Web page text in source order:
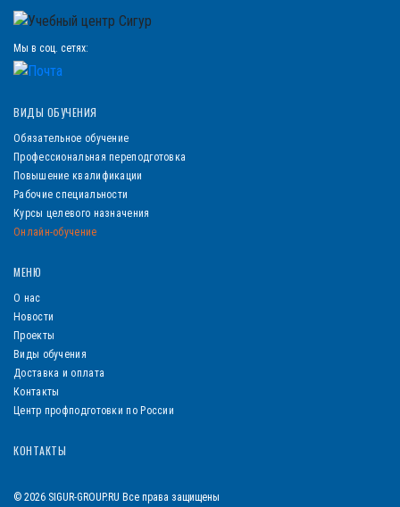
Мы в соц. сетях:
ВИДЫ ОБУЧЕНИЯ
Обязательное обучение
Профессиональная переподготовка
Повышение квалификации
Рабочие специальности
Курсы целевого назначения
Онлайн-обучение
МЕНЮ
О нас
Новости
Проекты
Виды обучения
Доставка и оплата
Контакты
Центр профподготовки по России
КОНТАКТЫ
© 2026 SIGUR-GROUP.RU Все права защищены